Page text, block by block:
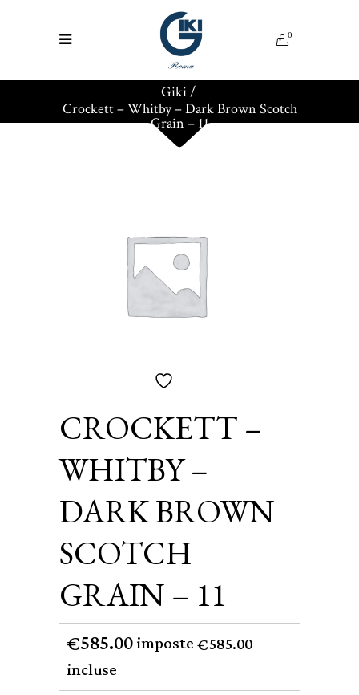
0
Giki/
Crockett – Whitby – Dark Brown Scotch
Grain – 11
CROCKETT –
WHITBY –
DARK BROWN
SCOTCH
GRAIN – 11
€585.00imposte€585.00
incluse